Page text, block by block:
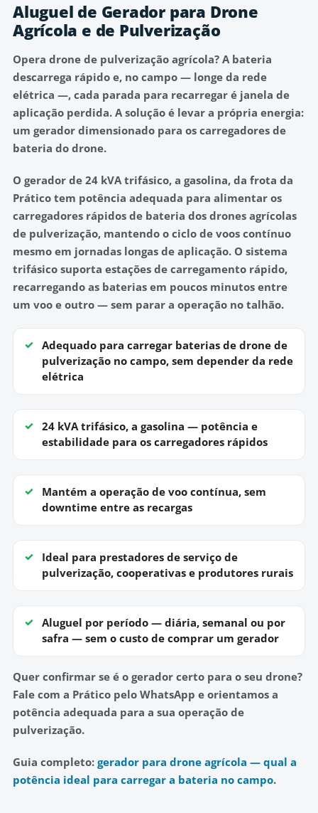
Aluguel de Gerador para Drone
Agrícola e de Pulverização
Opera drone de pulverização agrícola? A bateria
descarrega rápido e, no campo — longe da rede
elétrica —, cada parada para recarregar é janela de
aplicação perdida. A solução é levar a própria energia:
um gerador dimensionado para os carregadores de
bateria do drone.
O gerador de 24 kVA trifásico, a gasolina, da frota da
Prático tem potência adequada para alimentar os
carregadores rápidos de bateria dos drones agrícolas
de pulverização, mantendo o ciclo de voos contínuo
mesmo em jornadas longas de aplicação. O sistema
trifásico suporta estações de carregamento rápido,
recarregando as baterias em poucos minutos entre
um voo e outro — sem parar a operação no talhão.
Adequado para carregar baterias de drone de
pulverização no campo, sem depender da rede
elétrica
24 kVA trifásico, a gasolina — potência e
estabilidade para os carregadores rápidos
Mantém a operação de voo contínua, sem
downtime entre as recargas
Ideal para prestadores de serviço de
pulverização, cooperativas e produtores rurais
Aluguel por período — diária, semanal ou por
safra — sem o custo de comprar um gerador
Quer confirmar se é o gerador certo para o seu drone?
Fale com a Prático pelo WhatsApp e orientamos a
potência adequada para a sua operação de
pulverização.
Guia completo: gerador para drone agrícola — qual a
potência ideal para carregar a bateria no campo.